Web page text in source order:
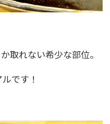
取れない希少な部位。
です！